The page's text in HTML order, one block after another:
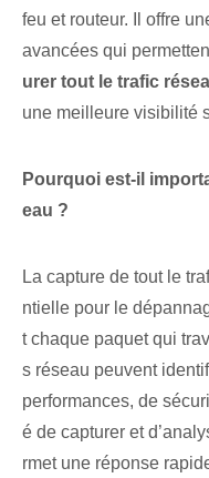
feu et routeur. Il offre
avancées qui
urer tout le trafic
une meilleure visibilité
Pourquoi est-il
eau ?
La capture de tout le
ntielle pour le
t chaque paquet qui
s réseau peuvent
performances, de
é de capturer et
rmet une réponse